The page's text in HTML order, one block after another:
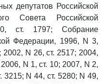
депутатов Российской
Совета Российской
ст. 1797; Собрание
Федерации, 1996, N 3,
2002, N 26, ст. 2517; 2004,
N 1, ст. 10; 2007, N 2,
3215; N 44, ст. 5280; N 49,